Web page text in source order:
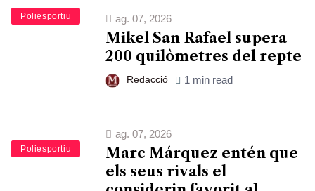
Esports
Poliesportiu ag. 07, 2026
Mikel San Rafael supera
200 quilòmetres del repte
Redacció 1 min read
Esports
Poliesportiu
ag. 07, 2026
Marc Márquez entén que
els seus rivals el